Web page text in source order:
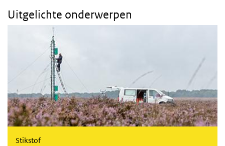
Uitgelichte onderwerpen
Stikstof